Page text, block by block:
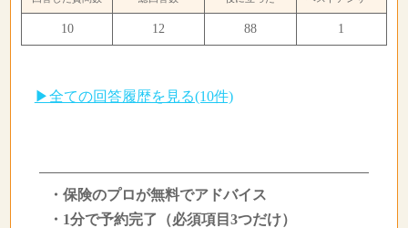
10 12 88 1
▶全ての回答履歴を見る(10件)
・保険のプロが無料でアドバイス
・1分で予約完了（必須項目3つだけ）